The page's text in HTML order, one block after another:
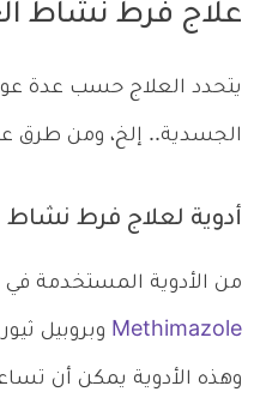
علاج فرط نشاط
يتحدد العلاج حسب عدة
الجسدية.. إلخ، ومن طرق
أدوية لعلاج فرط نشاط
من الأدوية المستخدمة في
Methimazole
وهذه الأدوية يمكن أن